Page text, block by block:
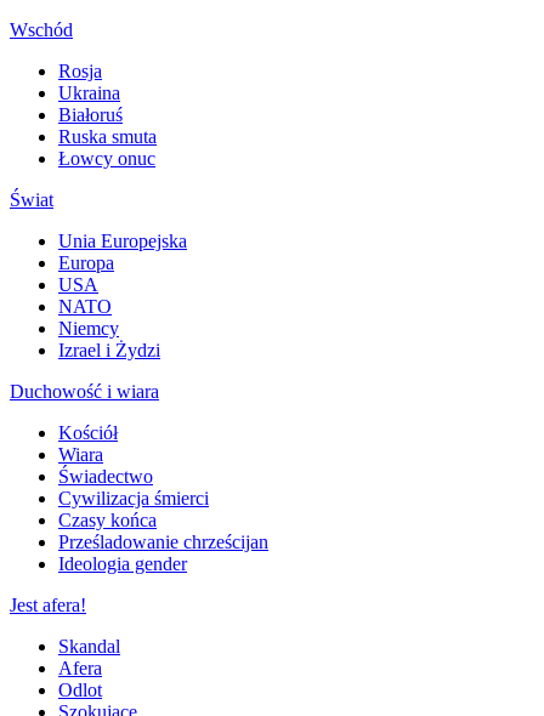
Wschód
Rosja
Ukraina
Białoruś
Ruska smuta
Łowcy onuc
Świat
Unia Europejska
Europa
USA
NATO
Niemcy
Izrael i Żydzi
Duchowość i wiara
Kościół
Wiara
Świadectwo
Cywilizacja śmierci
Czasy końca
Prześladowanie chrześcijan
Ideologia gender
Jest afera!
Skandal
Afera
Odlot
Szokujące